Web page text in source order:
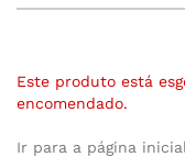
Este produto está
encomendado.
Ir para a página